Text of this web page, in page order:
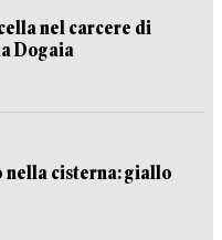
nel carcere di
Dogaia
cisterna: giallo